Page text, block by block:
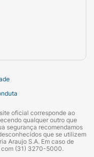
oficial corresponde ao
qualquer outro que
segurança recomendamos
que se utilizem
Araujo S.A. Em caso de
(31) 3270-5000.